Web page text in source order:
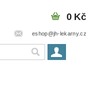
eshop@jh-lekarny.cz
0 Kč